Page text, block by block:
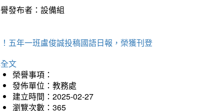
發布者：設備組
五年一班盧俊誠投稿國語日報，榮獲刊登
文
榮譽事項：
發佈單位：教務處
建立時間：2025-02-27
瀏覽次數：365